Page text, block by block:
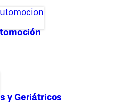
y Geriátricos